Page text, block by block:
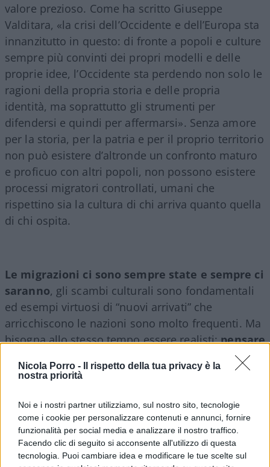
Nicola Porro -
Il rispetto della tua privacy è la
nostra priorità
Noi e i nostri partner utilizziamo, sul nostro sito, tecnologie
come i cookie per personalizzare contenuti e annunci, fornire
funzionalità per social media e analizzare il nostro traffico.
Facendo clic di seguito si acconsente all'utilizzo di questa
tecnologia. Puoi cambiare idea e modificare le tue scelte sul
valore prezioso. Come ha scritto Giuseppe
Valditara, «la crisi dell’Occidente e dell’Europa sta
innanzitutto in questo: di fronte a popoli e culture
sempre più convinti dei propri modelli e delle
proprie idee, l’Occidente sta perdendo non solo le
ragioni della propria storia e delle propria
identità, ma soprattutto gli strumenti per
difendersi e quindi per affermarsi». Senza amore
per la storia, per la patria e per il proprio territorio
non può esistere d’altronde un confronto maturo
e proficuo con altri popoli, non possono esistere
processi migratori controllati, umani che
rispettino sia la cultura di chi arriva quanto quella
di chi ospita.
Le migrazioni ci sono sempre state e sempre ci
saranno, gli scambi culturali sono fondamentali
ed esempi virtuosi di “nuovi arrivati” che
arricchiscono le nazioni sono molto frequenti. Ma
bisogna allo stesso tempo essere realisti:pensare
indiscriminatamente è un’utopiache non tiene
dell’esplosione del tessuto sociale che
l’immigrazione senza freni può comportare (il
mondono borderè anche un mondono welfare
chiarì lo storico tedesco Rolf Peter Sieferle).